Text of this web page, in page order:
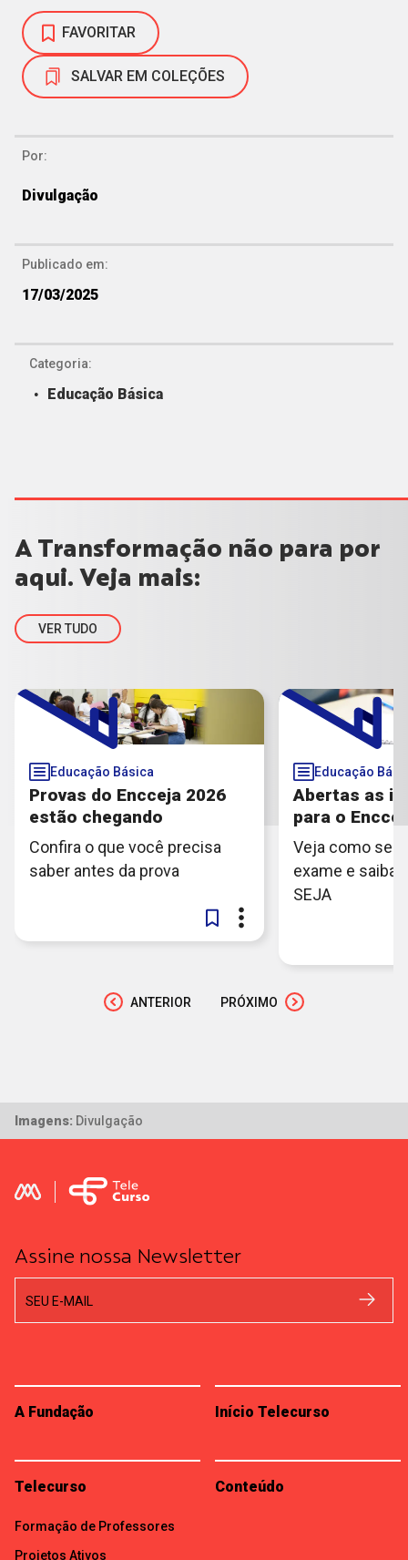
FAVORITAR
SALVAR EM COLEÇÕES
Por:
Divulgação
Publicado em:
17/03/2025
Categoria:
Educação Básica
A Transformação não para por
aqui. Veja mais:
VER TUDO
Educação Básica
Provas do Encceja 2026
estão chegando
Confira o que você precisa
saber antes da prova
Educação
Abertas as
para o
Veja como se
exame e saiba
SEJA
ANTERIOR PRÓXIMO
Imagens: Divulgação
Assine nossa Newsletter
SEU E-MAIL
A Fundação Início Telecurso
Telecurso
Formação de Professores
Projetos Ativos
Conteúdo